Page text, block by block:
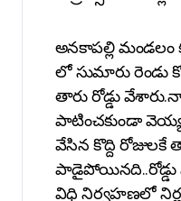
అనకాపల్లి మండలం
లో సుమారు రెండు
తారు రోడ్డు
పాటించకుండా
వేసిన కొద్ది రోజులకే
పాడైపోయినది..రోడ్డు
విధి నిర్వహణలో